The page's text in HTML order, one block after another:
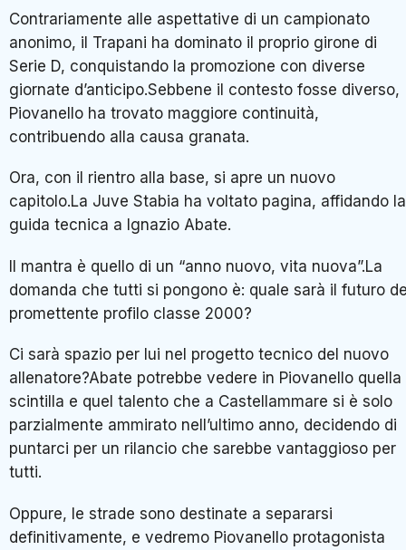
Contrariamente alle aspettative di un campionato
anonimo, il Trapani ha dominato il proprio girone di
Serie D, conquistando la promozione con diverse
giornate d’anticipo.Sebbene il contesto fosse diverso,
Piovanello ha trovato maggiore continuità,
contribuendo alla causa granata.
Ora, con il rientro alla base, si apre un nuovo
capitolo.La Juve Stabia ha voltato pagina, affidando la
guida tecnica a Ignazio Abate.
Il mantra è quello di un “anno nuovo, vita nuova”.La
domanda che tutti si pongono è: quale sarà il futuro
promettente profilo classe 2000?
Ci sarà spazio per lui nel progetto tecnico del nuovo
allenatore?Abate potrebbe vedere in Piovanello quella
scintilla e quel talento che a Castellammare si è solo
parzialmente ammirato nell’ultimo anno, decidendo di
puntarci per un rilancio che sarebbe vantaggioso per
tutti.
Oppure, le strade sono destinate a separarsi
definitivamente, e vedremo Piovanello protagonista